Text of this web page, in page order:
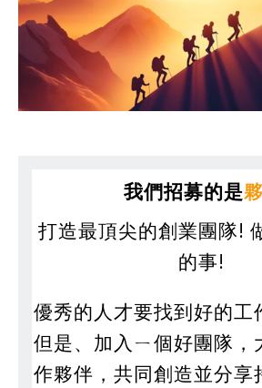
我們招募的是
打造最頂尖的創業團隊!
的事!
優秀的人才要找到好的工
但是、加入ㄧ個好團隊，
作夥伴，共同創造並分享